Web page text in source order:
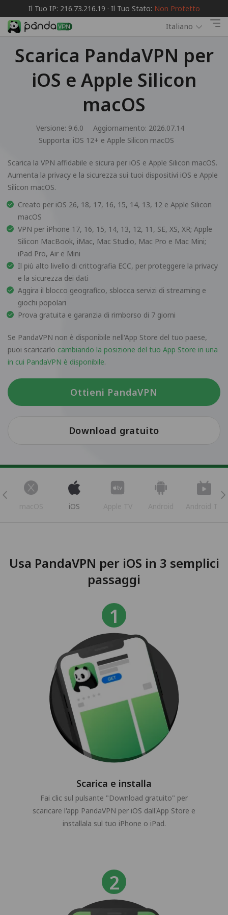
Il Tuo IP: 216.73.216.19 · Il Tuo Stato: Non Protetto
Italiano
Scarica PandaVPN per
iOS e Apple Silicon
macOS
Versione: 9.6.0
Aggiornamento: 2026.07.14
Supporta: iOS 12+ e Apple Silicon macOS
Scarica la VPN affidabile e sicura per iOS e Apple Silicon macOS.
Aumenta la privacy e la sicurezza sui tuoi dispositivi iOS e Apple
Silicon macOS.
Creato per iOS 26, 18, 17, 16, 15, 14, 13, 12 e Apple Silicon
macOS
VPN per iPhone 17, 16, 15, 14, 13, 12, 11, SE, XS, XR; Apple
Silicon MacBook, iMac, Mac Studio, Mac Pro e Mac Mini;
iPad Pro, Air e Mini
Il più alto livello di crittografia ECC, per proteggere la privacy
e la sicurezza dei dati
Aggira il blocco geografico, sblocca servizi di streaming e
giochi popolari
Prova gratuita e garanzia di rimborso di 7 giorni
Se PandaVPN non è disponibile nell'App Store del tuo paese,
puoi scaricarlo cambiando la posizione del tuo App Store in una
in cui PandaVPN è disponibile.
Ottieni PandaVPN
Download gratuito
macOS iOS Apple TV Android Android TV
Usa PandaVPN per iOS in 3 semplici
passaggi
Scarica e installa
Fai clic sul pulsante "Download gratuito" per
scaricare l'app PandaVPN per iOS dall'App Store e
installala sul tuo iPhone o iPad.